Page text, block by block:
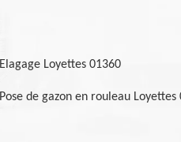
Elagage Loyettes 01360
Pose de gazon en rouleau Loyettes